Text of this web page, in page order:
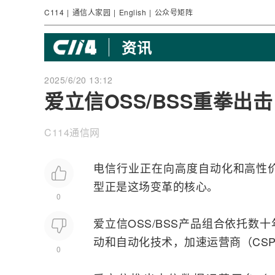
C114 | 通信人家园 | English | 公众号矩阵
资讯
2025/6/20 13:12
爱立信OSS/BSS重拳出
C114通信网
0
0
电信行业正在向高度自动化和高性
型正是这场变革的核心。
爱立信OSS/BSS产品组合依托数
动和自动化技术，加速运营商 （